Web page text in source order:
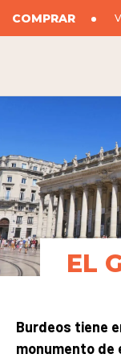
COMPRAR
EL
Burdeos tiene
monumento de